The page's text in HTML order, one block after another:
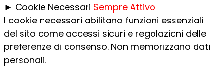
► Cookie Necessari Sempre Attivo
I cookie necessari abilitano funzioni essenziali
del sito come accessi sicuri e regolazioni delle
preferenze di consenso. Non memorizzano dati
personali.